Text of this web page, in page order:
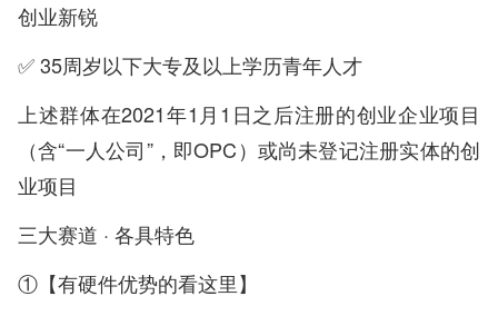
创业新锐
✅ 35周岁以下大专及以上学历青年人才
上述群体在2021年1月1日之后注册的创业企业项目
（含“一人公司”，即OPC）或尚未登记注册实体的创
业项目
三大赛道 · 各具特色
①【有硬件优势的看这里】